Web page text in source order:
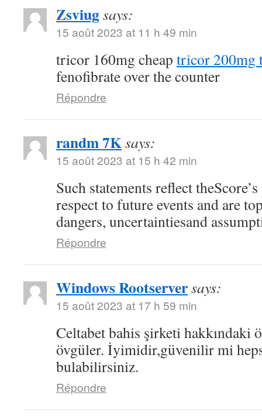
Zsviugsays:
15 août 2023 at 11 h 49 min
tricor 160mg cheap tricor 200mg
fenofibrate over the counter
Répondre
randm 7Ksays:
15 août 2023 at 15 h 42 min
Such statements reflect
respect to future events and are
dangers, uncertaintiesand
Répondre
Windows Rootserversays:
15 août 2023 at 17 h 59 min
Celtabet bahis şirketi hakkındaki
övgüler. İyimidir,güvenilir mi
bulabilirsiniz.
Répondre